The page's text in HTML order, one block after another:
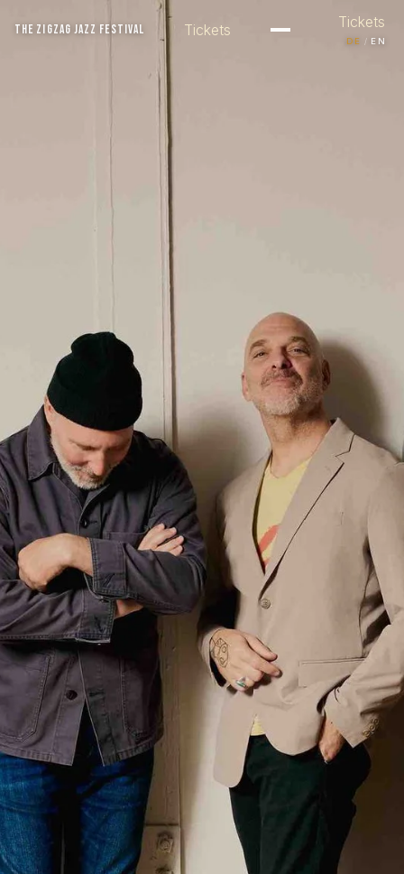
THE ZIGZAG JAZZ FESTIVAL Tickets Tickets
DE / EN